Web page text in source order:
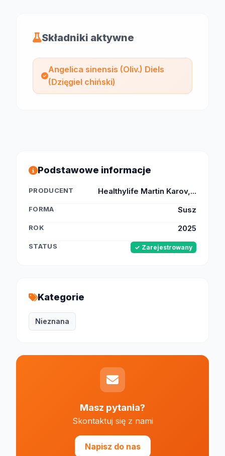
Składniki aktywne
Angelica sinensis (Oliv.) Diels
(Dzięgiel chiński)
Podstawowe informacje
PRODUCENT Healthylife Martin Karov,...
FORMA Susz
ROK 2025
STATUS ✓ Zarejestrowany
Kategorie
Nieznana
Masz pytania?
Skontaktuj się z nami
Napisz do nas